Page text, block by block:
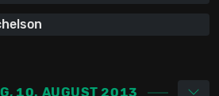
10. AUGUST 2013